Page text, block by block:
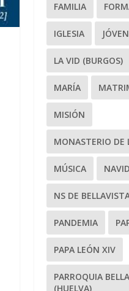
FAMILIA
IGLESIA
LA VID (BURGOS)
MARÍA
MISIÓN
MONASTERIO DE
MÚSICA
NS DE
PANDEMIA
PAPA LEÓN XIV
PARROQUIA
(HUELVA)